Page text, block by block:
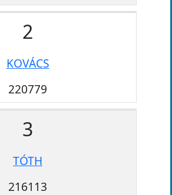
2
KOVÁCS
220779
3
TÓTH
216113